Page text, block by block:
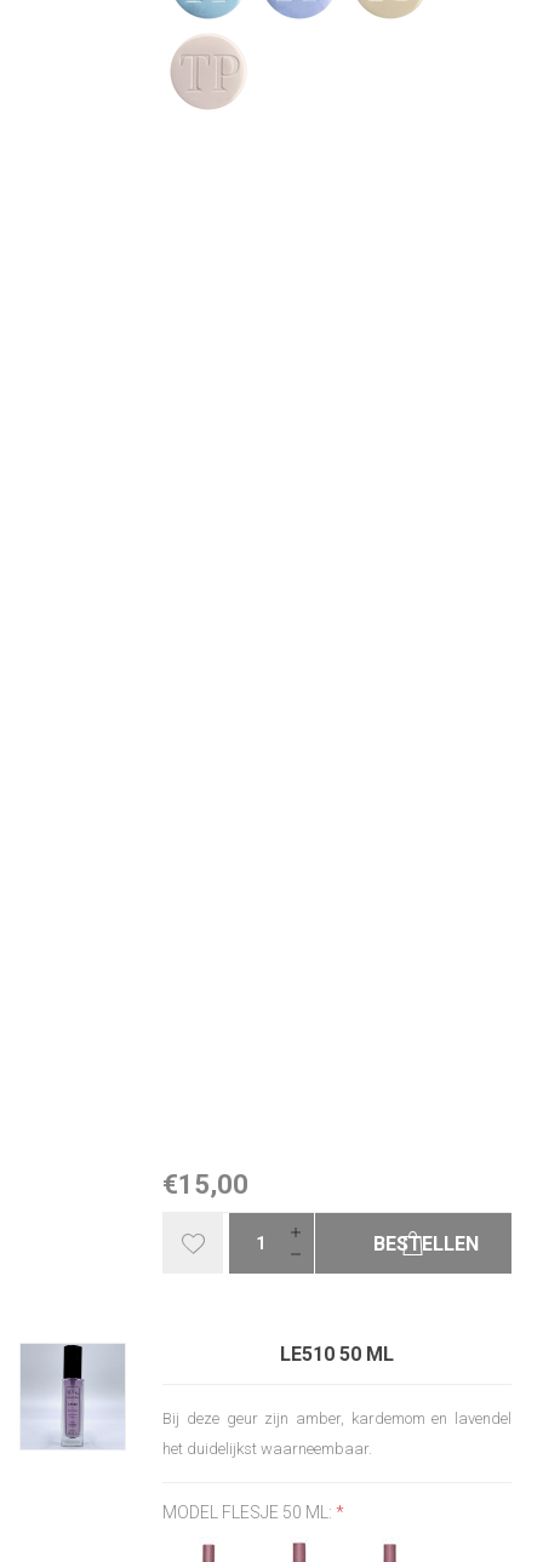
€15,00
BESTELLEN
LE510 50 ML
Bij deze geur zijn amber, kardemom en lavendel
het duidelijkst waarneembaar.
MODEL FLESJE 50 ML:*